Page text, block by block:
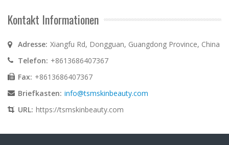
Kontakt Informationen
Adresse: Xiangfu Rd, Dongguan, Guangdong Province, China
Telefon: +8613686407367
Fax: +8613686407367
Briefkasten: info@tsmskinbeauty.com
URL: https://tsmskinbeauty.com